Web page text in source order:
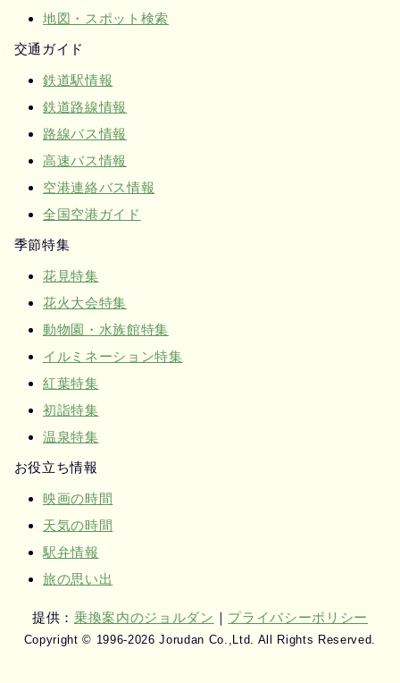
地図・スポット検索
交通ガイド
鉄道駅情報
鉄道路線情報
路線バス情報
高速バス情報
空港連絡バス情報
全国空港ガイド
季節特集
花見特集
花火大会特集
動物園・水族館特集
イルミネーション特集
紅葉特集
初詣特集
温泉特集
お役立ち情報
映画の時間
天気の時間
駅弁情報
旅の思い出
提供： 乗換案内のジョルダン ｜ プライバシーポリシー
Copyright © 1996-2026 Jorudan Co.,Ltd. All Rights Reserved.